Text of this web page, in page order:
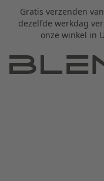
Gratis verzenden
dezelfde werkdag
onze winkel in